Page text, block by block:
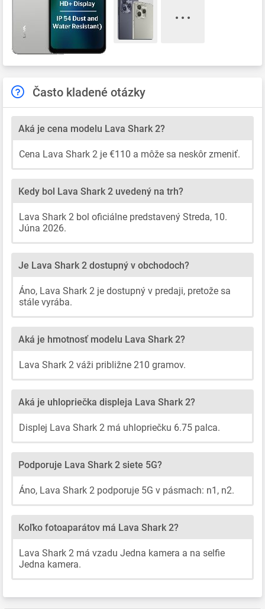
Často kladené otázky
Aká je cena modelu Lava Shark 2?
Cena Lava Shark 2 je €110 a môže sa neskôr zmeniť.
Kedy bol Lava Shark 2 uvedený na trh?
Lava Shark 2 bol oficiálne predstavený Streda, 10.
Júna 2026.
Je Lava Shark 2 dostupný v obchodoch?
Áno, Lava Shark 2 je dostupný v predaji, pretože sa
stále vyrába.
Aká je hmotnosť modelu Lava Shark 2?
Lava Shark 2 váži približne 210 gramov.
Aká je uhlopriečka displeja Lava Shark 2?
Displej Lava Shark 2 má uhlopriečku 6.75 palca.
Podporuje Lava Shark 2 siete 5G?
Áno, Lava Shark 2 podporuje 5G v pásmach: n1, n2.
Koľko fotoaparátov má Lava Shark 2?
Lava Shark 2 má vzadu Jedna kamera a na selfie
Jedna kamera.